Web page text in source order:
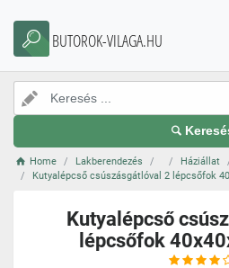
BUTOROK-VILAGA.HU
Home Lakberendezés Háziállat
Kutyalépcső csúszásgátlóval 2 lépcsőfok
Kutyalépcső
lépcsőfok